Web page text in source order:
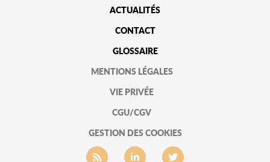
ACTUALITÉS
CONTACT
GLOSSAIRE
MENTIONS LÉGALES
VIE PRIVÉE
CGU/CGV
GESTION DES COOKIES